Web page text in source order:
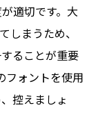
適切です。大
しまうため、
ることが重要
フォントを使用
控えましょ